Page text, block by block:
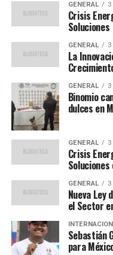
activaron los
controlar la situación
penitenciaria como al
Penitenciario opera
control
Contexto y
Los enfrentamientos
los penales mexicanos
pasado, varios
manifiesto las
operan tanto dentro
un informe de la
Humanos, la
adecuado son factores
centros.
GENERAL
Crisis
Soluciones
GENERAL
La
GENERAL
Binomio
dulces en
GENERAL
Crisis
GENERAL
Nueva Ley
el Sector
Sebastián
para